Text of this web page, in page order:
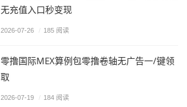
无充值入口秒变现
2026-07-26 / 185 阅读
零撸国际MEX算例包零撸卷轴无广告一/键领
取
2026-07-19 / 184 阅读